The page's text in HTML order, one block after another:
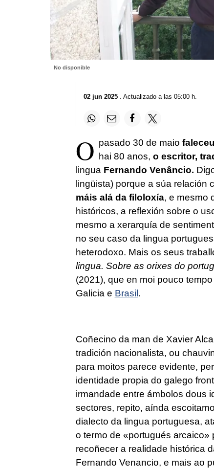
No disponible
02 jun 2025. Actualizado a las 05:00 h.
O pasado 30 de maio
hai 80 anos, o escritor,
linguaFernando Venâncio.
lingüista) porque a súa relación
máis alá da filoloxía, e mesmo
históricos, a reflexión sobre o
mesmo a xerarquía de
no seu caso da lingua
heterodoxo. Mais os seus
lingua. Sobre as orixes do
(2021), que en moi pouco
Galicia e Brasil .
Coñecino da man de Xavier
tradición nacionalista, ou
para moitos parece evidente,
identidade propia do galego
irmandade entre ámbolos dous
sectores, repito, aínda
dialecto da lingua portuguesa,
o termo de «portugués arcaico»
recoñecer a realidade histórica
Fernando Venancio, e mais ao